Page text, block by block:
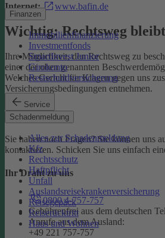
Finanzen
Immobilienfinanzierung
Investmentfonds
SmartInvest Junior
Girokonto
Restschuldversicherung
Service
Schadenmeldung
Alles zur Schadenmeldung
Kfz
Rechtsschutz
Haftpflicht
Unfall
Auslandsreisekrankenversicherung
Reisegepäck
Reiserücktritt
Haus und Wohnen
Internet:
www.bafin.de
Wichtig: Rechtsweg
Ihre Möglichkeit, den Rechtsweg zu
einer der oben genannten
Welches Gericht für Klagen gegen uns
Versicherungsbedingungen entnehmen.
Kontakt
Sie haben noch Fragen? Sie können uns
kontaktieren. Schicken Sie uns einfach
Ihr Draht zu uns
0800 4-757-757
Gebührenfrei aus dem deutschen
Anrufe aus dem Ausland:
+49 221 757-757